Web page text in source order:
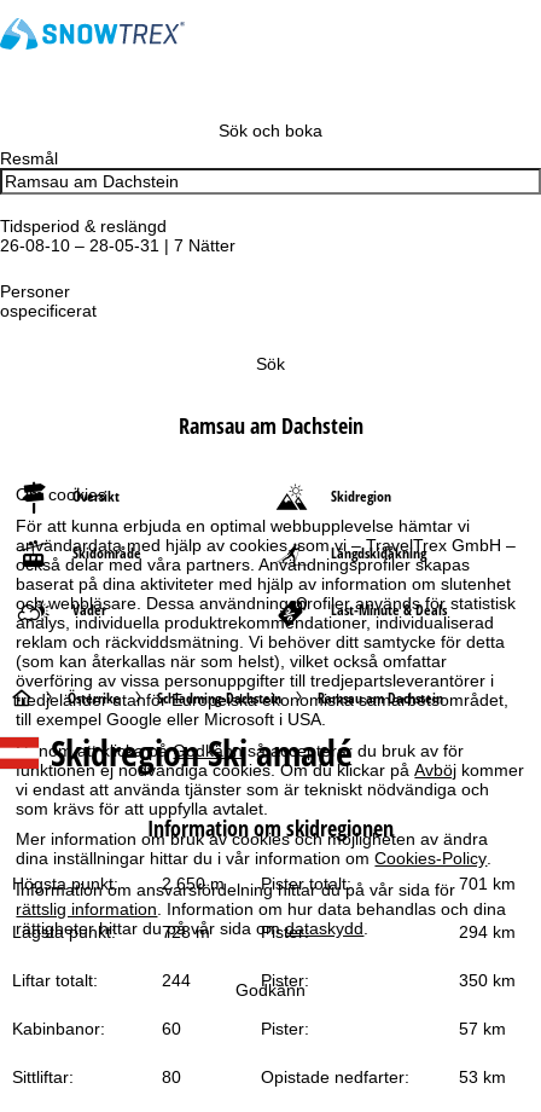
Om cookies
För att kunna erbjuda en optimal webbupplevelse hämtar vi
användardata med hjälp av cookies, som vi – TravelTrex GmbH –
också delar med våra partners. Användningsprofiler skapas
baserat på dina aktiviteter med hjälp av information om slutenhet
och webbläsare. Dessa användningsprofiler används för statistisk
analys, individuella produktrekommendationer, individualiserad
reklam och räckviddsmätning. Vi behöver ditt samtycke för detta
(som kan återkallas när som helst), vilket också omfattar
överföring av vissa personuppgifter till tredjepartsleverantörer i
tredjeländer utanför Europeiska ekonomiska samarbetsområdet,
till exempel Google eller Microsoft i USA.
Genom att klicka påGodkännså accepterar du bruk av för
funktionen ej nödvändiga cookies. Om du klickar påAvböj kommer
vi endast att använda tjänster som är tekniskt nödvändiga och
som krävs för att uppfylla avtalet.
Mer information om bruk av cookies och möjligheten av ändra
dina inställningar hittar du i vår information omCookies-Policy
Information om ansvarsfördelning hittar du på vår sida för
rättslig information . Information om hur data behandlas och dina
rättigheter hittar du på vår sida omdataskydd
Godkänn
Sök och boka
Resmål
Tidsperiod & reslängd
26-08-10 – 28-05-31 | 7 Nätter
Personer
ospecificerat
Sök
Ramsau am Dachstein
Översikt Skidregion
Skidområde Längdskidåkning
Väder Last-Minute & Deals
S
t
a
r
t
s
Österrike Schladming-Dachstein Ramsau am Dachstein
Skidregion Ski amadé
Information om skidregionen
Högsta punkt: 2 650 m Pister totalt: 701 km
Lägsta punkt: 728 m Pister: 294 km
Liftar totalt: 244 Pister: 350 km
Kabinbanor: 60 Pister: 57 km
Sittliftar: 80 Opistade nedfarter: 53 km